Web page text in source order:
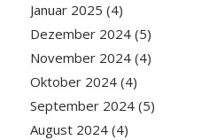
Januar 2025 (4)
Dezember 2024(5)
November 2024(4)
Oktober 2024(4)
September 2024(5)
August 2024(4)